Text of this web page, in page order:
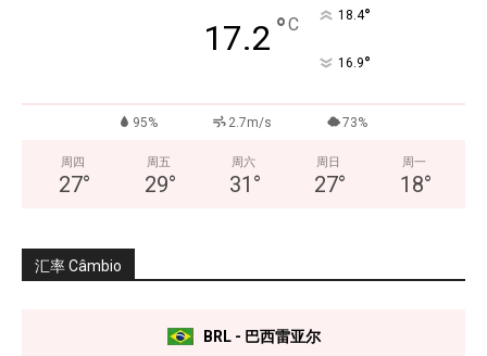
17.2 °C 18.4°
16.9°
95% 2.7m/s 73%
周四
27°
周五
29°
周六
31 °
周日
27°
周一
18°
汇率 Câmbio
BRL - 巴西雷亚尔